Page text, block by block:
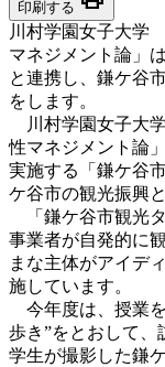
印刷する
川村学園女子大学
マネジメント論」
と連携し、鎌ケ谷
をします。
川村学園女子大
性マネジメント論
実施する「鎌ケ谷
ケ谷市の観光振興
「鎌ケ谷市観光
事業者が自発的に
まな主体がアイデ
施しています。
今年度は、授業
歩き”をとおして、
学生が撮影した鎌